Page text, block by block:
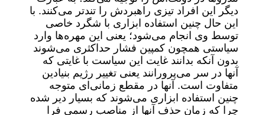
دیگر این افراد تیزی راهبردش را تندتر می‌کنند. با
این حال چنین استفاده ابزاری با شگرد خاصی
توسط وی انجام می‌شود؛ یعنی این مهره‌ها وارد
سیاستی همچون کمپین فشار حداکثری می‌شوند
بدون آنکه بدانند غایت این سیاست با غایتی که
آنها در سر می‌پرورانند یعنی تغییر رژیم بنیادین
متفاوت است. آنها در مقطع زمانی‌ای متوجه
چنین استفاده ابزاری می‌شوند که بسیار دیر شده
چرا که زمان حذف آنها از مناصب رسمی فرا